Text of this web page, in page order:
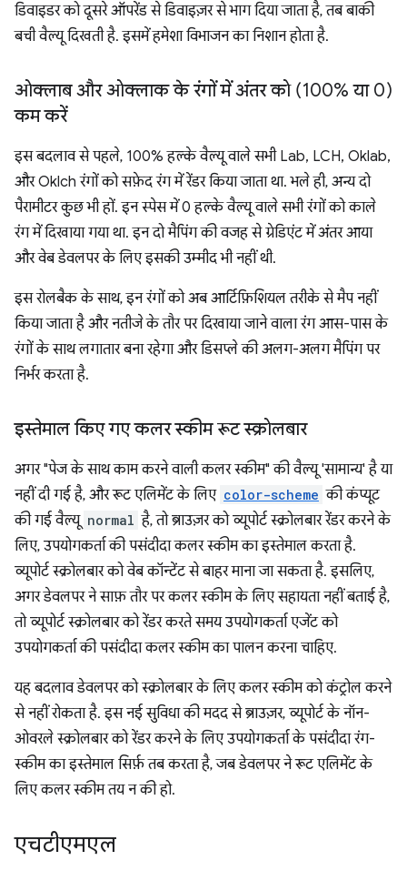
डिवाइडर को दूसरे ऑपरेंड से डिवाइज़र से भाग दिया जाता है, तब बाकी
बची वैल्यू दिखती है. इसमें हमेशा विभाजन का निशान होता है.
ओक्लाब और ओक्लाक के रंगों में अंतर को (100% या 0)
कम करें
इस बदलाव से पहले, 100% हल्के वैल्यू वाले सभी Lab, LCH, Oklab,
और Oklch रंगों को सफ़ेद रंग में रेंडर किया जाता था. भले ही, अन्य दो
पैरामीटर कुछ भी हों. इन स्पेस में 0 हल्के वैल्यू वाले सभी रंगों को काले
रंग में दिखाया गया था. इन दो मैपिंग की वजह से ग्रेडिएंट में अंतर आया
और वेब डेवलपर के लिए इसकी उम्मीद भी नहीं थी.
इस रोलबैक के साथ, इन रंगों को अब आर्टिफ़िशियल तरीके से मैप नहीं
किया जाता है और नतीजे के तौर पर दिखाया जाने वाला रंग आस-पास के
रंगों के साथ लगातार बना रहेगा और डिसप्ले की अलग-अलग मैपिंग पर
निर्भर करता है.
इस्तेमाल किए गए कलर स्कीम रूट स्क्रोलबार
अगर "पेज के साथ काम करने वाली कलर स्कीम" की वैल्यू 'सामान्य' है या
नहीं दी गई है, और रूट एलिमेंट के लिए color-scheme की कंप्यूट
की गई वैल्यू normal है, तो ब्राउज़र को व्यूपोर्ट स्क्रोलबार रेंडर करने के
लिए, उपयोगकर्ता की पसंदीदा कलर स्कीम का इस्तेमाल करता है.
व्यूपोर्ट स्क्रोलबार को वेब कॉन्टेंट से बाहर माना जा सकता है. इसलिए,
अगर डेवलपर ने साफ़ तौर पर कलर स्कीम के लिए सहायता नहीं बताई है,
तो व्यूपोर्ट स्क्रोलबार को रेंडर करते समय उपयोगकर्ता एजेंट को
उपयोगकर्ता की पसंदीदा कलर स्कीम का पालन करना चाहिए.
यह बदलाव डेवलपर को स्क्रोलबार के लिए कलर स्कीम को कंट्रोल करने
से नहीं रोकता है. इस नई सुविधा की मदद से ब्राउज़र, व्यूपोर्ट के नॉन-
ओवरले स्क्रोलबार को रेंडर करने के लिए उपयोगकर्ता के पसंदीदा रंग-
स्कीम का इस्तेमाल सिर्फ़ तब करता है, जब डेवलपर ने रूट एलिमेंट के
लिए कलर स्कीम तय न की हो.
एचटीएमएल